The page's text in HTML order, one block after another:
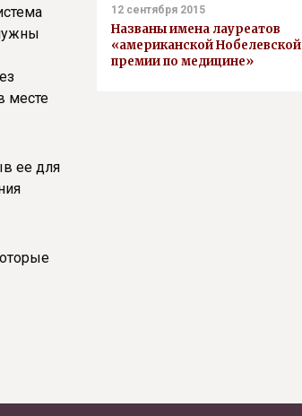
месте
ее для
12 сентября 2015
Названы имена лауреатов
«американской Нобелевской
премии по медицине»